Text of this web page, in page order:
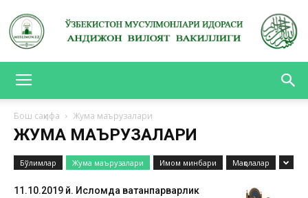
ВИЛОЯТ
Бош саҳифа Жума маърузалари
ЖУМА МАЪРУЗАЛАРИ
Бўлимлар Жума маърузалари Имом минбари Мақолалар
11.10.2019 й. Исломда ватанпарварлик